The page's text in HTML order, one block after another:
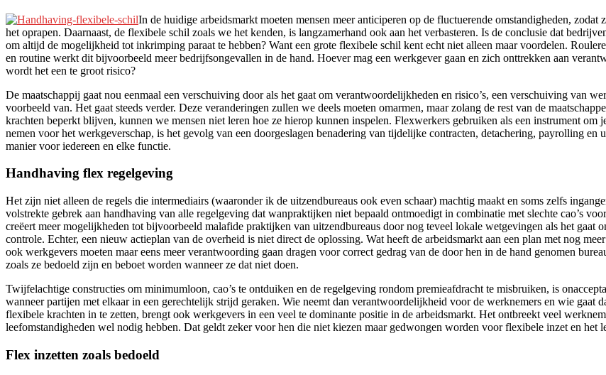
In de huidige arbeidsmarkt moeten mensen meer anticiperen op de fluctuerende omstandigheden,
het oprapen. Daarnaast, de flexibele schil zoals we het kenden, is langzamerhand ook aan het verbasteren. Is de conclusie dat
om altijd de mogelijkheid tot inkrimping paraat te hebben? Want een grote flexibele schil kent echt niet alleen maar voordelen.
en routine werkt dit bijvoorbeeld meer bedrijfsongevallen in de hand. Hoever mag een werkgever gaan en zich onttrekken aan
wordt het een te groot risico?
De maatschappij gaat nou eenmaal een verschuiving door als het gaat om verantwoordelijkheden en risico’s, een verschuiving van
voorbeeld van. Het gaat steeds verder. Deze veranderingen zullen we deels moeten omarmen, maar zolang de rest van de
krachten beperkt blijven, kunnen we mensen niet leren hoe ze hierop kunnen inspelen. Flexwerkers gebruiken als een instrument
nemen voor het werkgeverschap, is het gevolg van een doorgeslagen benadering van tijdelijke contracten, detachering, payrolling
manier voor iedereen en elke functie.
Handhaving flex regelgeving
Het zijn niet alleen de regels die intermediairs (waaronder ik de uitzendbureaus ook even schaar) machtig maakt en soms zelfs
volstrekte gebrek aan handhaving van alle regelgeving dat wanpraktijken niet bepaald ontmoedigt in combinatie met slechte cao’s
creëert meer mogelijkheden tot bijvoorbeeld malafide praktijken van uitzendbureaus door nog teveel lokale wetgevingen als het
controle. Echter, een nieuw actieplan van de overheid is niet direct de oplossing. Wat heeft de arbeidsmarkt aan een plan met nog
ook werkgevers moeten maar eens meer verantwoording gaan dragen voor correct gedrag van de door hen in de hand genomen
zoals ze bedoeld zijn en beboet worden wanneer ze dat niet doen.
Twijfelachtige constructies om minimumloon, cao’s te ontduiken en de regelgeving rondom premieafdracht te misbruiken, is
wanneer partijen met elkaar in een gerechtelijk strijd geraken. Wie neemt dan verantwoordelijkheid voor de werknemers en wie
flexibele krachten in te zetten, brengt ook werkgevers in een veel te dominante positie in de arbeidsmarkt. Het ontbreekt veel
leefomstandigheden wel nodig hebben. Dat geldt zeker voor hen die niet kiezen maar gedwongen worden voor flexibele inzet en het
Flex inzetten zoals bedoeld